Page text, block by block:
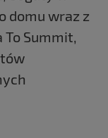
domu wraz z
To Summit,